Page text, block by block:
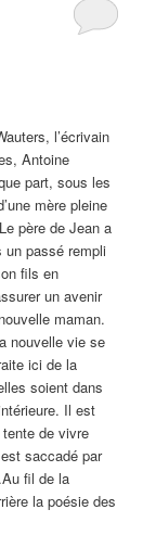
l’écrivain
Antoine
part, sous les
mère pleine
père de Jean a
un passé rempli
fils en
un avenir
maman.
nouvelle vie se
ici de la
soient dans
Il est
de vivre
saccadé par
fil de la
la poésie des